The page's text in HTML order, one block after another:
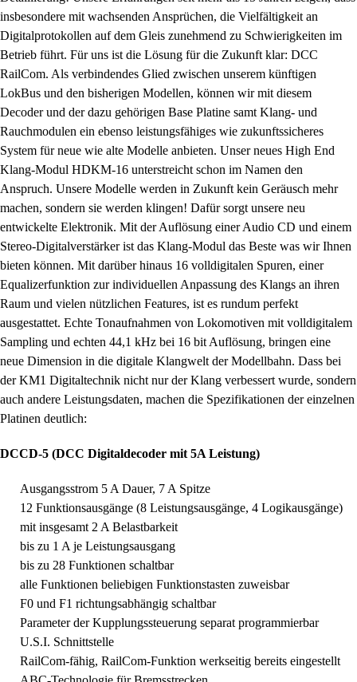
insbesondere mit wachsenden Ansprüchen, die Vielfältigkeit an
Digitalprotokollen auf dem Gleis zunehmend zu Schwierigkeiten im
Betrieb führt. Für uns ist die Lösung für die Zukunft klar: DCC
RailCom. Als verbindendes Glied zwischen unserem künftigen
LokBus und den bisherigen Modellen, können wir mit diesem
Decoder und der dazu gehörigen Base Platine samt Klang- und
Rauchmodulen ein ebenso leistungsfähiges wie zukunftssicheres
System für neue wie alte Modelle anbieten. Unser neues High End
Klang-Modul HDKM-16 unterstreicht schon im Namen den
Anspruch. Unsere Modelle werden in Zukunft kein Geräusch mehr
machen, sondern sie werden klingen! Dafür sorgt unsere neu
entwickelte Elektronik. Mit der Auflösung einer Audio CD und einem
Stereo-Digitalverstärker ist das Klang-Modul das Beste was wir Ihnen
bieten können. Mit darüber hinaus 16 volldigitalen Spuren, einer
Equalizerfunktion zur individuellen Anpassung des Klangs an ihren
Raum und vielen nützlichen Features, ist es rundum perfekt
ausgestattet. Echte Tonaufnahmen von Lokomotiven mit volldigitalem
Sampling und echten 44,1 kHz bei 16 bit Auflösung, bringen eine
neue Dimension in die digitale Klangwelt der Modellbahn. Dass bei
der KM1 Digitaltechnik nicht nur der Klang verbessert wurde, sondern
auch andere Leistungsdaten, machen die Spezifikationen der einzelnen
Platinen deutlich:
DCCD-5 (DCC Digitaldecoder mit 5A Leistung)
Ausgangsstrom 5 A Dauer, 7 A Spitze
12 Funktionsausgänge (8 Leistungsausgänge, 4 Logikausgänge)
mit insgesamt 2 A Belastbarkeit
bis zu 1 A je Leistungsausgang
bis zu 28 Funktionen schaltbar
alle Funktionen beliebigen Funktionstasten zuweisbar
F0 und F1 richtungsabhängig schaltbar
Parameter der Kupplungssteuerung separat programmierbar
U.S.I. Schnittstelle
RailCom-fähig, RailCom-Funktion werkseitig bereits eingestellt